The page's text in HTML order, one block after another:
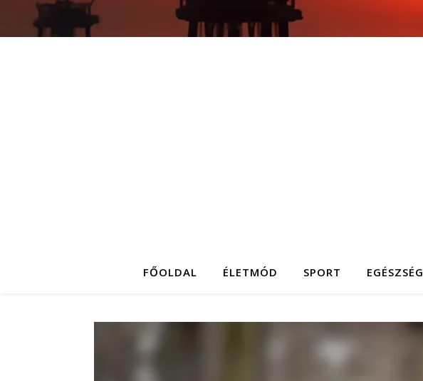
FŐOLDAL ÉLETMÓD SPORT EGÉSZSÉG